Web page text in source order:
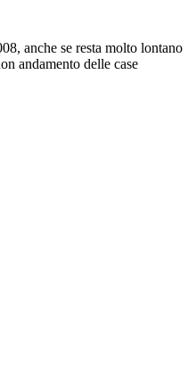
anche se resta molto lontano
andamento delle case